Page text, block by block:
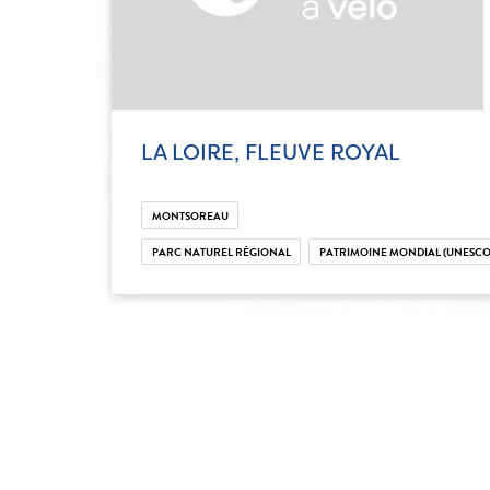
LA LOIRE, FLEUVE ROYAL
MONTSOREAU
PARC NATUREL RÉGIONAL PATRIMOINE MONDIAL